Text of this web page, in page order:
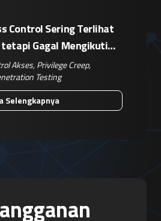
Control Sering Terlihat
tetapi Gagal Mengikuti
Akses,Privilege Creep,
Testing
Selengkapnya